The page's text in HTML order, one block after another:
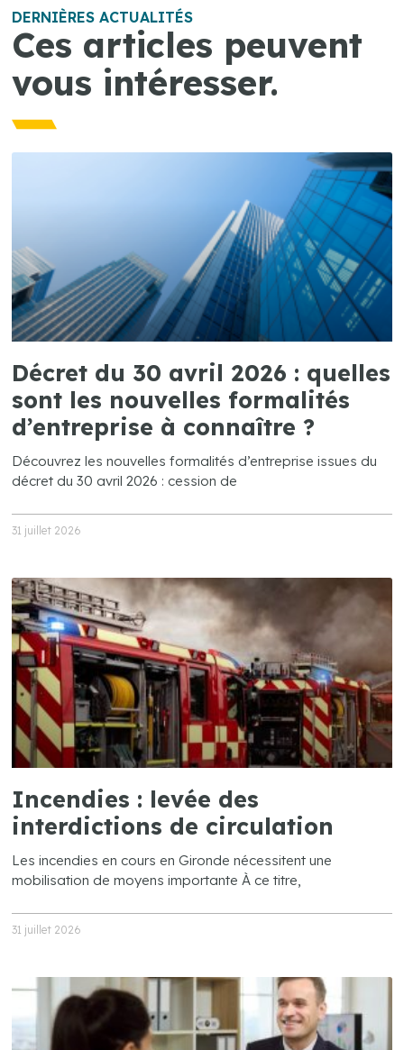
DERNIÈRES ACTUALITÉS
Ces articles peuvent
vous intéresser.
Décret du 30 avril 2026 : quelles
sont les nouvelles formalités
d’entreprise à connaître ?
Découvrez les nouvelles formalités d’entreprise issues du
décret du 30 avril 2026 : cession de
31 juillet 2026
Incendies : levée des
interdictions de circulation
Les incendies en cours en Gironde nécessitent une
mobilisation de moyens importante À ce titre,
31 juillet 2026